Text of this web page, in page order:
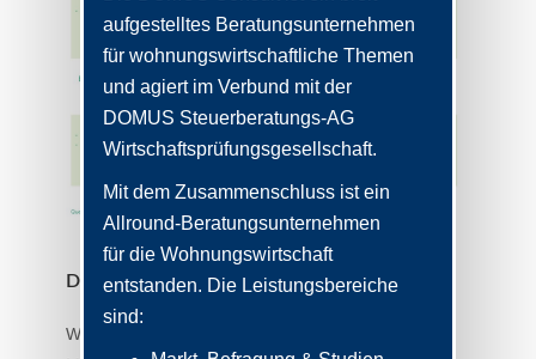
aufgestelltes Beratungsunternehmen
für wohnungswirtschaftliche Themen
und agiert im Verbund mit der
DOMUS Steuerberatungs-AG
Wirtschaftsprüfungsgesellschaft.
Mit dem Zusammenschluss ist ein
Allround-Beratungsunternehmen
für die Wohnungswirtschaft
entstanden. Die Leistungsbereiche
sind:
Digitale Kommunikation in Genossenschaften
Wie kommunizieren Genossenschaften mit ihren